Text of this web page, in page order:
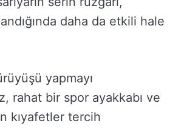
daha da etkili hale
yapmayı
rahat bir spor ayakkabı ve
kıyafetler tercih